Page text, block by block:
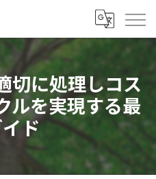
切に処理しコス
ルを実現する最
ド